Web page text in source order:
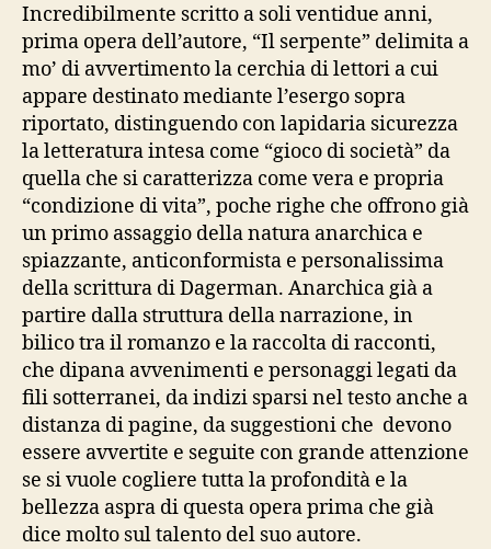
Incredibilmente scritto a soli ventidue anni,
prima opera dell’autore, “Il serpente” delimita a
mo’ di avvertimento la cerchia di lettori a cui
appare destinato mediante l’esergo sopra
riportato, distinguendo con lapidaria sicurezza
la letteratura intesa come “gioco di società” da
quella che si caratterizza come vera e propria
“condizione di vita”, poche righe che offrono già
un primo assaggio della natura anarchica e
spiazzante, anticonformista e personalissima
della scrittura di Dagerman. Anarchica già a
partire dalla struttura della narrazione, in
bilico tra il romanzo e la raccolta di racconti,
che dipana avvenimenti e personaggi legati da
fili sotterranei, da indizi sparsi nel testo anche a
distanza di pagine, da suggestioni che devono
essere avvertite e seguite con grande attenzione
se si vuole cogliere tutta la profondità e la
bellezza aspra di questa opera prima che già
dice molto sul talento del suo autore.